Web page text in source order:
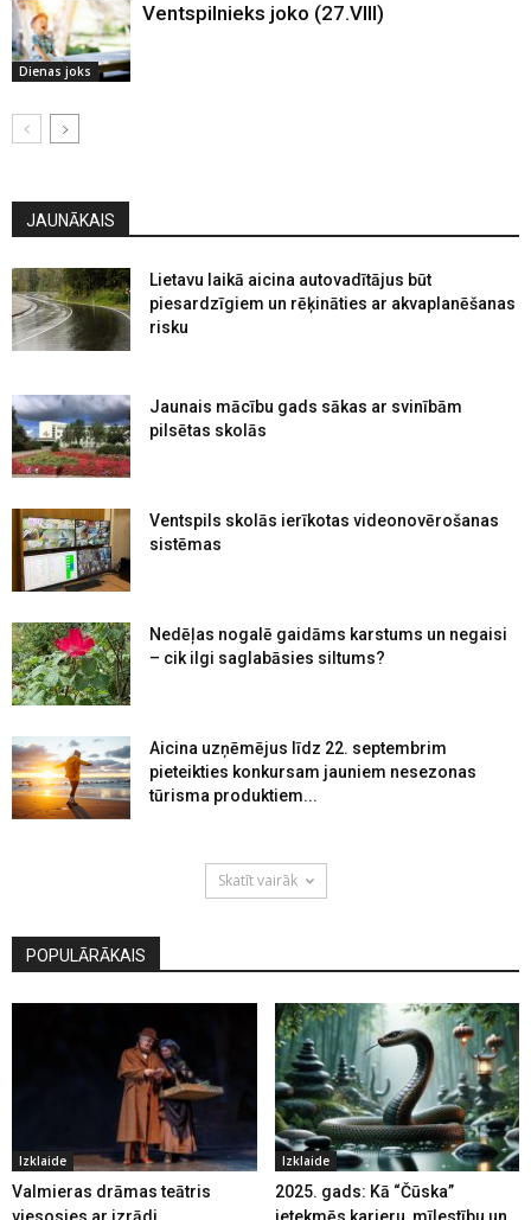
Dienas joks
Ventspilnieks joko (27.VIII)
JAUNĀKAIS
Lietavu laikā aicina autovadītājus būt
piesardzīgiem un rēķināties ar akvaplanēšanas
risku
Jaunais mācību gads sākas ar svinībām
pilsētas skolās
Ventspils skolās ierīkotas videonovērošanas
sistēmas
Nedēļas nogalē gaidāms karstums un negaisi
– cik ilgi saglabāsies siltums?
Aicina uzņēmējus līdz 22. septembrim
pieteikties konkursam jauniem nesezonas
tūrisma produktiem...
Skatīt vairāk
POPULĀRĀKAIS
Izklaide
Valmieras drāmas teātris
Izklaide
2025. gads: Kā “Čūska”